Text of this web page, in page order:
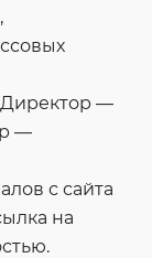
—
—
с сайта
на